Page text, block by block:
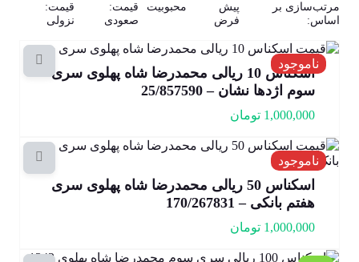
مرتب‌سازی بر
اساس:
پیش
فرض
محبوبیت
قیمت:
صعودی
قیمت:
نزولی
ناموجود
اسکناس 10 ریالی محمدرضا شاه پهلوی سری
سوم اژدها نشان – 25/857590
1,000,000 تومان
ناموجود
اسکناس 50 ریالی محمدرضا شاه پهلوی سری
هفتم بانکی – 170/267831
1,000,000 تومان